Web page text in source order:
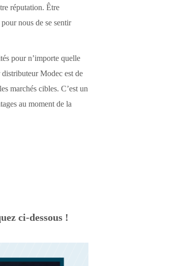
réputation. Être
nous de se sentir
pour n’importe quelle
Modec est de
marchés cibles. C’est un
au moment de la
ci-dessous !